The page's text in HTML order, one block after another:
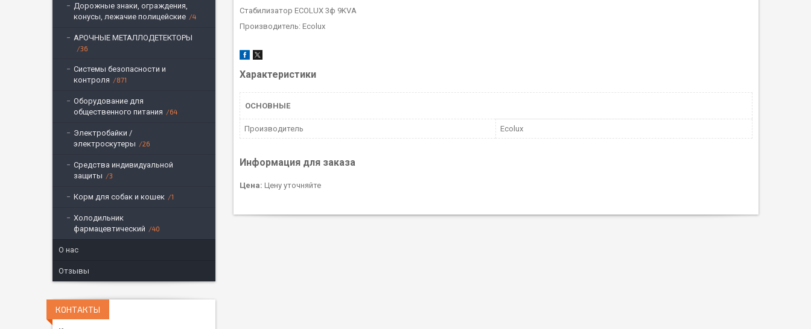
Стабилизатор ECOLUX 3ф 9KVA
Производитель: Ecolux
Характеристики
ОСНОВНЫЕ
Производитель Ecolux
Информация для заказа
Цена: Цену уточняйте
Дорожные знаки, ограждения,
конусы, лежачие полицейские
4
АРОЧНЫЕ МЕТАЛЛОДЕТЕКТОРЫ
36
Системы безопасности и
контроля
871
Оборудование для
общественного питания
64
Электробайки /
электроскутеры
26
Средства индивидуальной
защиты
3
Корм для собак и кошек 1
Холодильник
фармацевтический
40
О нас
Отзывы
КОНТАКТЫ